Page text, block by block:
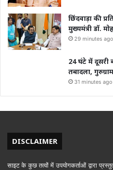
छिंदवाड़ा की
मुख्यमंत्री डॉ.
29 minutes ago
24 घंटे में दूसरी
तबादला,
31 minutes ago
DISCLAIMER
साइट के कुछ तत्वों में उपयोगकर्ताओं द्वारा